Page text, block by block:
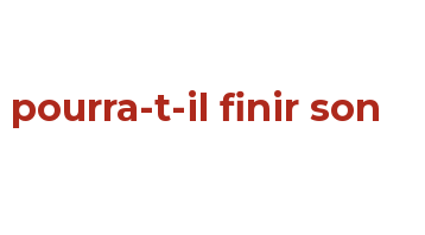
pourra-t-il finir son